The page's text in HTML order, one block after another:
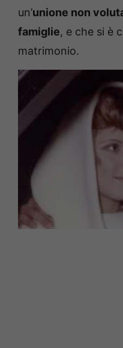
un’unione non
famiglie, e che si è
matrimonio.